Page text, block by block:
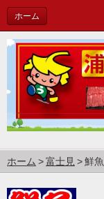
ホーム
ホーム 富士見 鮮